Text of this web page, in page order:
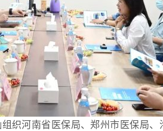
织河南省医保局、郑州市医保局